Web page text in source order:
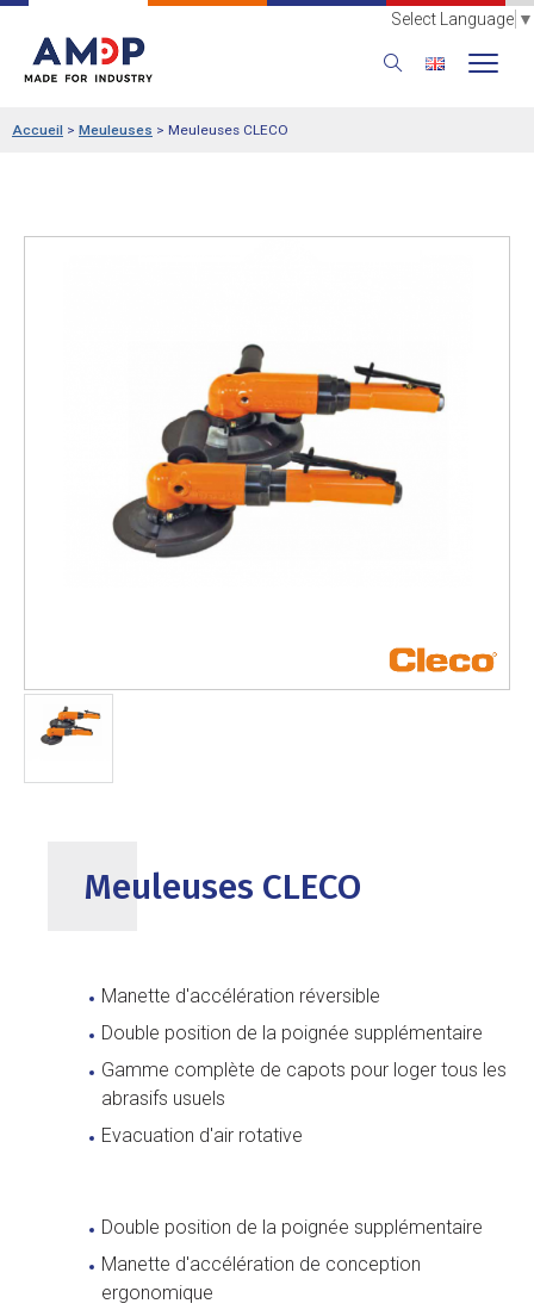
Select Language ▼
Accueil > Meuleuses > Meuleuses CLECO
Meuleuses CLECO
Manette d'accélération réversible
Double position de la poignée supplémentaire
Gamme complète de capots pour loger tous les
abrasifs usuels
Evacuation d'air rotative
Double position de la poignée supplémentaire
Manette d'accélération de conception
ergonomique